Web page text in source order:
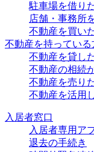
駐車場を借り
店舗・事務所
不動産を買い
不動産を持っている
不動産を貸し
不動産の相続
不動産を売り
不動産を活用
入居者窓口
入居者専用ア
退去の手続き